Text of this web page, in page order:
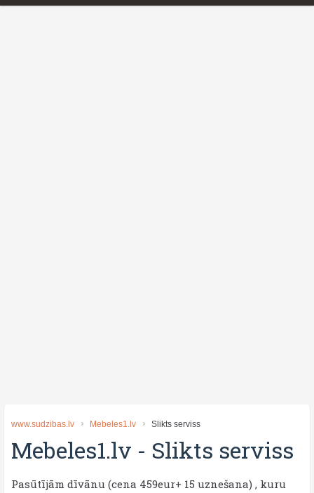
www.sudzibas.lv Mebeles1.lv Slikts serviss
Mebeles1.lv - Slikts serviss
Pasūtījām dīvānu (cena 459eur+ 15 uznešana) , kuru